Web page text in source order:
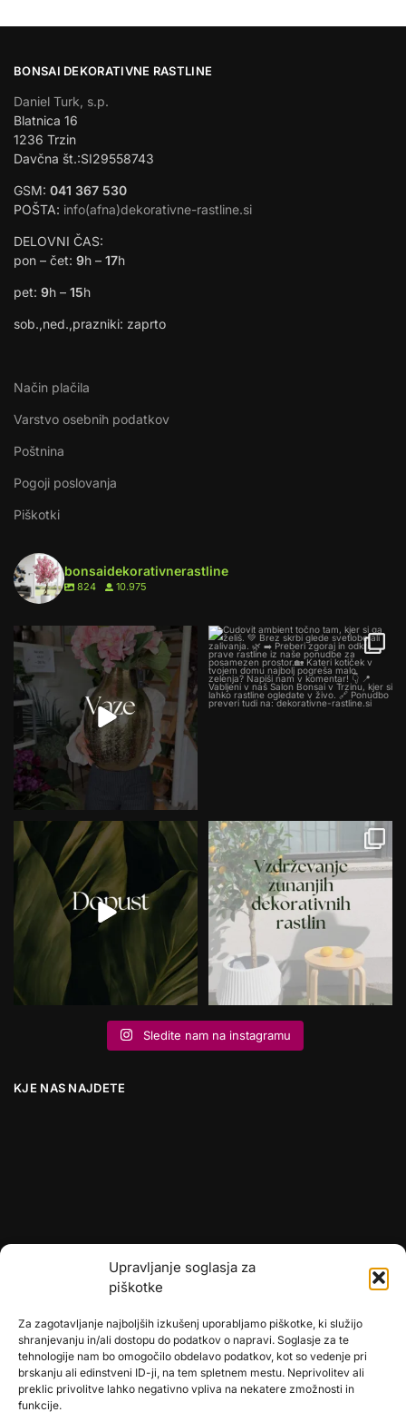
Upravljanje soglasja za
piškotke
Za zagotavljanje najboljših izkušenj uporabljamo piškotke, ki služijo
shranjevanju in/ali dostopu do podatkov o napravi. Soglasje za te
tehnologije nam bo omogočilo obdelavo podatkov, kot so vedenje pri
brskanju ali edinstveni ID-ji, na tem spletnem mestu. Neprivolitev ali
preklic privolitve lahko negativno vpliva na nekatere zmožnosti in
funkcije.
BONSAI DEKORATIVNE RASTLINE
Daniel Turk, s.p.
Blatnica 16
1236 Trzin
Davčna št.:SI29558743
GSM: 041 367 530
POŠTA: info(afna)dekorativne-rastline.si
DELOVNI ČAS:
pon – čet: 9h – 17h
pet: 9h – 15h
sob.,ned.,prazniki: zaprto
Način plačila
Varstvo osebnih podatkov
Poštnina
Pogoji poslovanja
Piškotki
bonsaidekorativnerastline
824 10.975
Sledite nam na instagramu
KJE NAS NAJDETE
🎄umetne-jelke.si